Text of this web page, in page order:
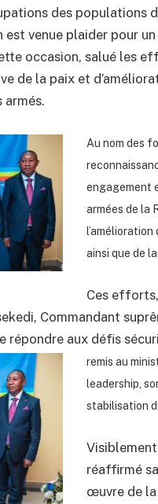
des populations
venue plaider pour
occasion, salué les
de la paix et
Au nom des
engagement
armées de la
ainsi que de
Ces
Commandant
répondre aux défis
remis au
leadership,
stabilisation
réaffirmé
œuvre de la